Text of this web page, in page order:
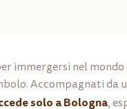
immergersi nel mondo
Accompagnati da
solo a Bologna,